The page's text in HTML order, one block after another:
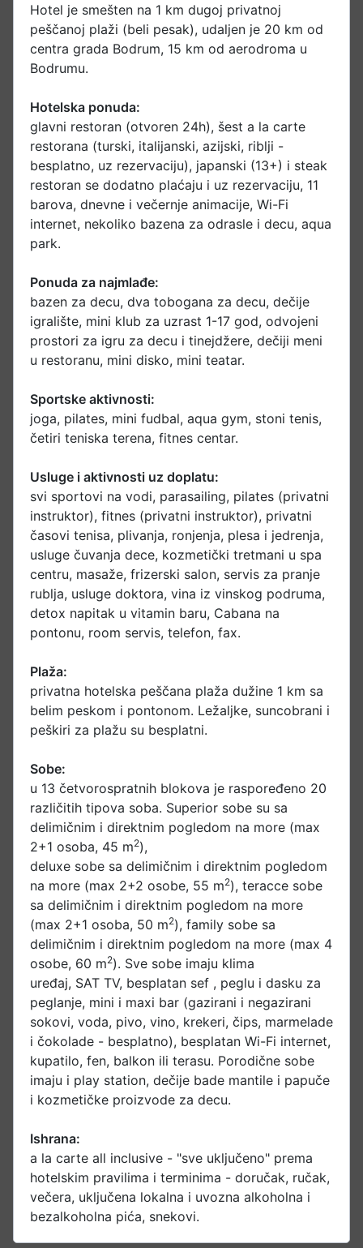
Hotel je smešten na 1 km dugoj privatnoj
peščanoj plaži (beli pesak), udaljen je 20 km od
centra grada Bodrum, 15 km od aerodroma u
Bodrumu.
Hotelska ponuda:
glavni restoran (otvoren 24h), šest a la carte
restorana (turski, italijanski, azijski, riblji -
besplatno, uz rezervaciju), japanski (13+) i steak
restoran se dodatno plaćaju i uz rezervaciju, 11
barova, dnevne i večernje animacije, Wi-Fi
internet, nekoliko bazena za odrasle i decu, aqua
park.
Ponuda za najmlađe:
bazen za decu, dva tobogana za decu, dečije
igralište, mini klub za uzrast 1-17 god, odvojeni
prostori za igru za decu i tinejdžere, dečiji meni
u restoranu, mini disko, mini teatar.
Sportske aktivnosti:
joga, pilates, mini fudbal, aqua gym, stoni tenis,
četiri teniska terena, fitnes centar.
Usluge i aktivnosti uz doplatu:
svi sportovi na vodi, parasailing, pilates (privatni
instruktor), fitnes (privatni instruktor), privatni
časovi tenisa, plivanja, ronjenja, plesa i jedrenja,
usluge čuvanja dece, kozmetički tretmani u spa
centru, masaže, frizerski salon, servis za pranje
rublja, usluge doktora, vina iz vinskog podruma,
detox napitak u vitamin baru, Cabana na
pontonu, room servis, telefon, fax.
Plaža:
privatna hotelska peščana plaža dužine 1 km sa
belim peskom i pontonom. Ležaljke, suncobrani i
peškiri za plažu su besplatni.
Sobe:
u 13 četvorospratnih blokova je raspoređeno 20
različitih tipova soba. Superior sobe su sa
delimičnim i direktnim pogledom na more (max
2+1 osoba, 45 m2),
deluxe sobe sa delimičnim i direktnim pogledom
na more (max 2+2 osobe, 55 m2), teracce sobe
sa delimičnim i direktnim pogledom na more
(max 2+1 osoba, 50 m2), family sobe sa
delimičnim i direktnim pogledom na more (max 4
osobe, 60 m2). Sve sobe imaju klima
uređaj, SAT TV, besplatan sef , peglu i dasku za
peglanje, mini i maxi bar (gazirani i negazirani
sokovi, voda, pivo, vino, krekeri, čips, marmelade
i čokolade - besplatno), besplatan Wi-Fi internet,
kupatilo, fen, balkon ili terasu. Porodične sobe
imaju i play station, dečije bade mantile i papuče
i kozmetičke proizvode za decu.
Ishrana:
a la carte all inclusive - "sve uključeno" prema
hotelskim pravilima i terminima - doručak, ručak,
večera, uključena lokalna i uvozna alkoholna i
bezalkoholna pića, snekovi.